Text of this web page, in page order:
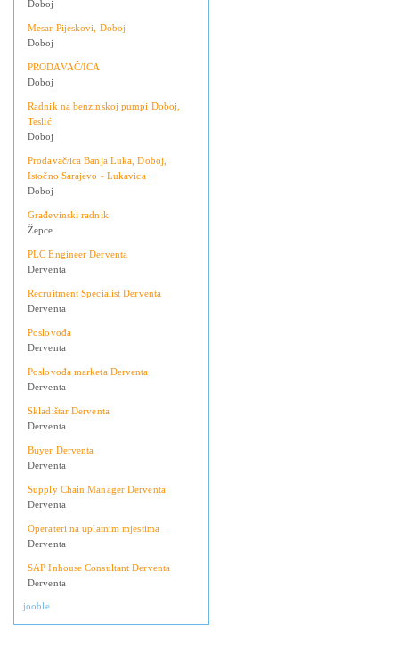
Doboj
Mesar Pijeskovi, Doboj
Doboj
PRODAVAČ/ICA
Doboj
Radnik na benzinskoj pumpi Doboj,
Teslić
Doboj
Prodavač/ica Banja Luka, Doboj,
Istočno Sarajevo - Lukavica
Doboj
Građevinski radnik
Žepce
PLC Engineer Derventa
Derventa
Recruitment Specialist Derventa
Derventa
Poslovođa
Derventa
Poslovođa marketa Derventa
Derventa
Skladištar Derventa
Derventa
Buyer Derventa
Derventa
Supply Chain Manager Derventa
Derventa
Operateri na uplatnim mjestima
Derventa
SAP Inhouse Consultant Derventa
Derventa
jooble